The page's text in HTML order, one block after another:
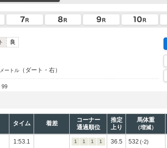
良
メートル （ダート・右）
99
タイム 着差
コーナー
通過順位
推定
上り
馬体重
（増減）
1:53.1 1 1 1 1 36.5 532 (-2)